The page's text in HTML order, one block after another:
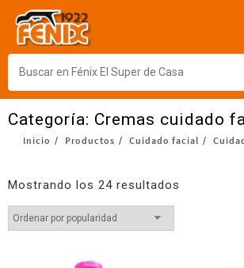
Categoría: Cremas cuidado
Inicio Productos Cuidado facial
Mostrando los 24 resultados